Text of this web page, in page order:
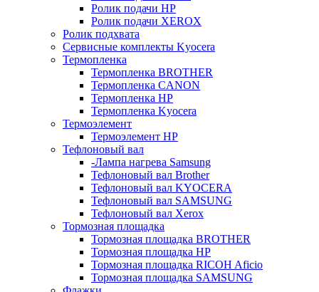
Ролик подачи HP
Ролик подачи XEROX
Ролик подхвата
Сервисные комплекты Kyocera
Термопленка
Термопленка BROTHER
Термопленка CANON
Термопленка HP
Термопленка Kyocera
Термоэлемент
Термоэлемент НР
Тефлоновый вал
-Лампа нагрева Samsung
Тефлоновый вал Brother
Тефлоновый вал KYOCERA
Тефлоновый вал SAMSUNG
Тефлоновый вал Xerox
Тормозная площадка
Тормозная площадка BROTHER
Тормозная площадка HP
Тормозная площадка RICOH Aficio
Тормозная площадка SAMSUNG